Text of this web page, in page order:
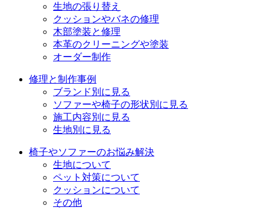
生地の張り替え
クッションやバネの修理
木部塗装と修理
本革のクリーニングや塗装
オーダー制作
修理と制作事例
ブランド別に見る
ソファーや椅子の形状別に見る
施工内容別に見る
生地別に見る
椅子やソファーのお悩み解決
生地について
ペット対策について
クッションについて
その他